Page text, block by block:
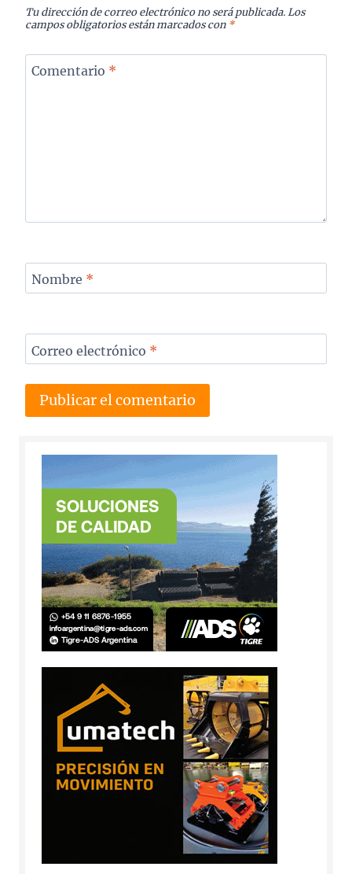
Tu dirección de correo electrónico no será publicada. Los
campos obligatorios están marcados con *
Comentario *
Nombre *
Correo electrónico *